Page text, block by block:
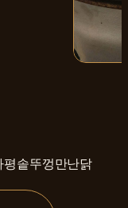
평솥뚜껑만난닭